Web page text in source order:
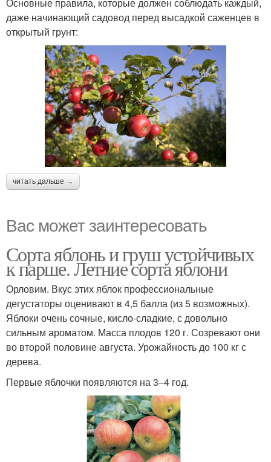
Основные правила, которые должен соблюдать каждый,
даже начинающий садовод перед высадкой саженцев в
открытый грунт:
читать дальше →
Вас может заинтересовать
Сорта яблонь и груш устойчивых
к парше. Летние сорта яблони
Орловим. Вкус этих яблок профессиональные
дегустаторы оценивают в 4,5 балла (из 5 возможных).
Яблоки очень сочные, кисло-сладкие, с довольно
сильным ароматом. Масса плодов 120 г. Созревают они
во второй половине августа. Урожайность до 100 кг с
дерева.
Первые яблочки появляются на 3–4 год.